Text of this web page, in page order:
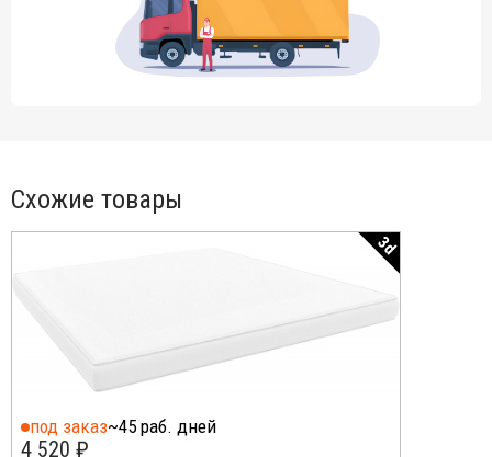
Схожие товары
3d
под заказ~45 раб. дней
4 520 ₽